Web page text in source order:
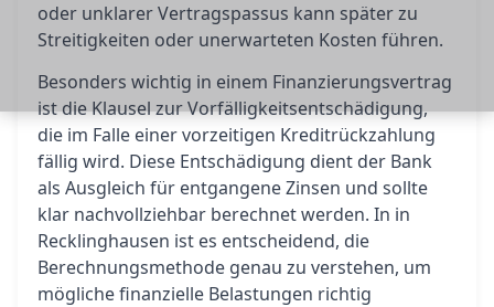
oder unklarer Vertragspassus kann später zu
Streitigkeiten oder unerwarteten Kosten führen.
Besonders wichtig in einem Finanzierungsvertrag
ist die Klausel zur Vorfälligkeitsentschädigung,
die im Falle einer vorzeitigen Kreditrückzahlung
fällig wird. Diese Entschädigung dient der Bank
als Ausgleich für entgangene Zinsen und sollte
klar nachvollziehbar berechnet werden. In in
Recklinghausen ist es entscheidend, die
Berechnungsmethode genau zu verstehen, um
mögliche finanzielle Belastungen richtig